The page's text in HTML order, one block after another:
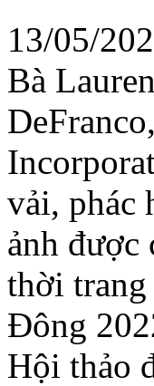
13/05/
Bà
vải, phác
ảnh được
thời
Đông
Hội thảo